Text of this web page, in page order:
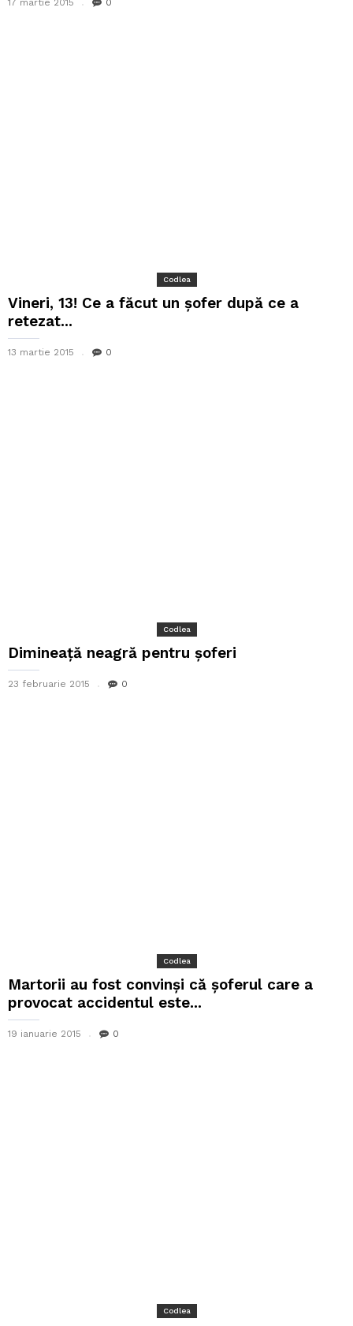
17 martie 2015 0
Codlea
Vineri, 13! Ce a făcut un șofer după ce a
retezat...
13 martie 2015 0
Codlea
Dimineață neagră pentru șoferi
23 februarie 2015 0
Codlea
Martorii au fost convinși că șoferul care a
provocat accidentul este...
19 ianuarie 2015 0
Codlea